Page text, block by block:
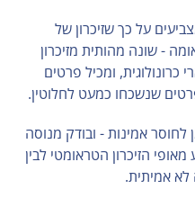
על כך שזיכרון של
- שונה מהותית מזיכרון
כרונולוגית, ומכיל פרטים
שנשכחו כמעט לחלוטין.
לחוסר אמינות - ובודק מנוסה
הזיכרון הטראומטי לבין
אמיתית.